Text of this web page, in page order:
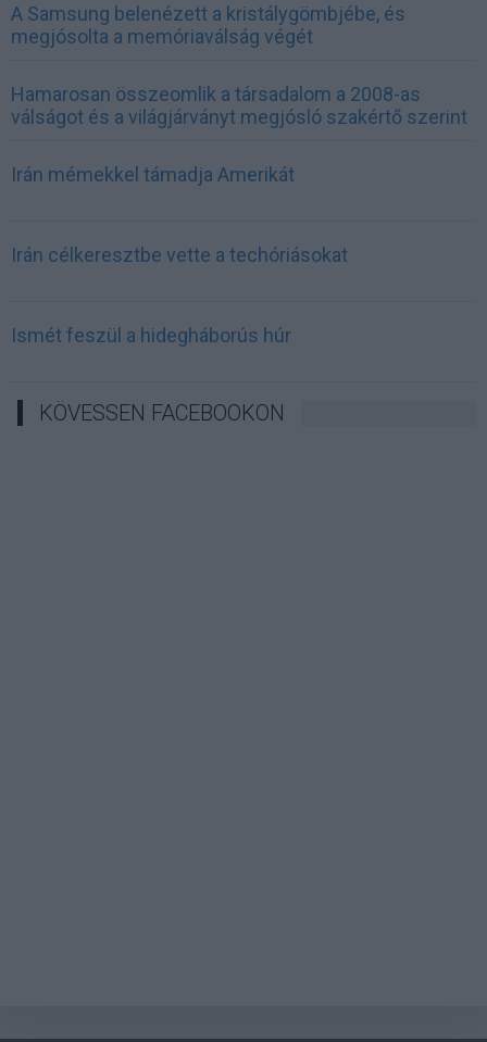
A Samsung belenézett a kristálygömbjébe, és
megjósolta a memóriaválság végét
Hamarosan összeomlik a társadalom a 2008-as
válságot és a világjárványt megjósló szakértő szerint
Irán mémekkel támadja Amerikát
Irán célkeresztbe vette a techóriásokat
Ismét feszül a hidegháborús húr
KÖVESSEN FACEBOOKON